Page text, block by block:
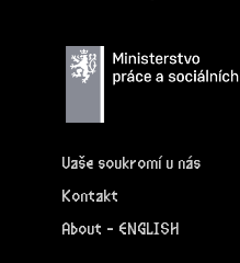
Vaše soukromí u nás
Kontakt
About - ENGLISH